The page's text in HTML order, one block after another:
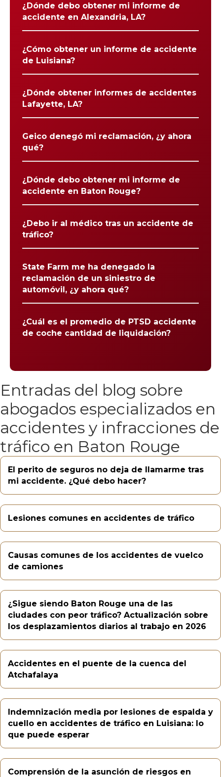
¿Dónde debo obtener mi informe de
accidente en Alexandria, LA?
¿Cómo obtener un informe de accidente
de Luisiana?
¿Dónde obtener informes de accidentes
Lafayette, LA?
Geico denegó mi reclamación, ¿y ahora
qué?
¿Dónde debo obtener mi informe de
accidente en Baton Rouge?
¿Debo ir al médico tras un accidente de
tráfico?
State Farm me ha denegado la
reclamación de un siniestro de
automóvil, ¿y ahora qué?
¿Cuál es el promedio de PTSD accidente
de coche cantidad de liquidación?
Entradas del blog sobre
abogados especializados en
accidentes y infracciones de
tráfico en Baton Rouge
El perito de seguros no deja de llamarme tras
mi accidente. ¿Qué debo hacer?
Lesiones comunes en accidentes de tráfico
Causas comunes de los accidentes de vuelco
de camiones
¿Sigue siendo Baton Rouge una de las
ciudades con peor tráfico? Actualización sobre
los desplazamientos diarios al trabajo en 2026
Accidentes en el puente de la cuenca del
Atchafalaya
Indemnización media por lesiones de espalda y
cuello en accidentes de tráfico en Luisiana: lo
que puede esperar
Comprensión de la asunción de riesgos en